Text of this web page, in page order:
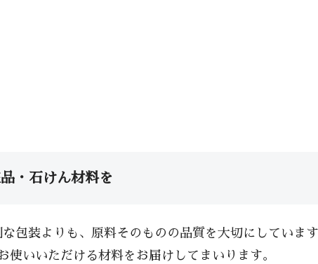
・石けん材料を
包装よりも、原料そのものの品質を大切にしていま
いいただける材料をお届けしてまいります。